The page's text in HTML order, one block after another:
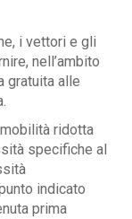
i vettori e gli
nell’ambito
gratuita alle
ridotta
specifiche al
indicato
prima